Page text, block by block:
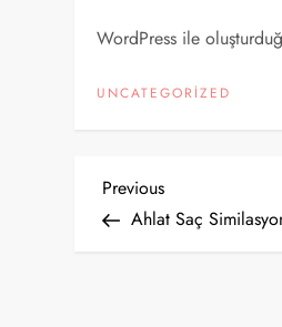
WordPress ile
UNCATEGORIZED
Y
Previous
Post
Previous
Ahlat Saç